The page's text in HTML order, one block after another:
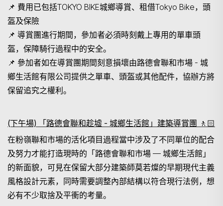
📌 費用已包括TOKYO BIKE城鄉導賞、租借Tokyo Bike，頭
盔及保險
📌 導賞團進行期間，參加者必須時刻戴上專用的單車頭
盔，保障騎行過程中的安全。
📌 參加者如在導賞團期間刻意損壞由路德會聯和市場 - 城
鄉生活館有限公司提供之單車、頭盔或其他配件，協辦方將
保留追究之權利。
(下午場) 「路德會聯和趁墟 - 城鄉生活館」建築導賞團 🚶🏻
在粉嶺聯和市場的活化項目過程當中涉及了不同單位的配合
及努力才能打造現時的「路德會聯和市場 — 城鄉生活館」
的新面貌，可見在保留大部分建築師莫若燦的早期現代主義
風格設計元素，同時需要調整內部結構以符合現行法例，想
必有不少取捨及平衝的考量。